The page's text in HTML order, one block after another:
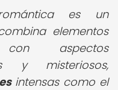
es un
elementos
aspectos
y misteriosos,
intensas como el